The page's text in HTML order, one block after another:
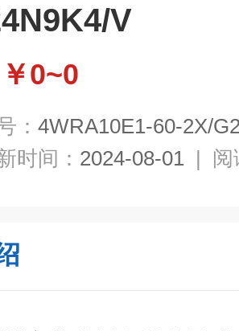
V
￥0~0
： 4WRA10E1-60-2X/
时间： 2024-08-01 | 阅